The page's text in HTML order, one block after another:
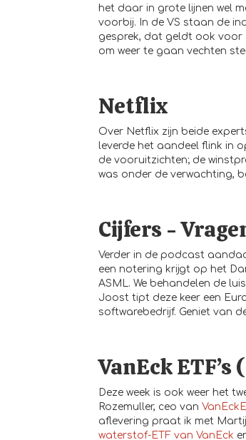
het daar in grote lijnen wel
voorbij. In de VS staan de
gesprek, dat geldt ook voor
om weer te gaan vechten
Netflix
Over Netflix zijn beide
leverde het aandeel flink in
de vooruitzichten; de
was onder de verwachting,
Cijfers -
Verder in de podcast
een notering krijgt op het
ASML. We behandelen de
Joost tipt deze keer een
softwarebedrijf. Geniet van
VanEck ETF’s (
Deze week is ook weer het
Rozemuller, ceo van
aflevering praat ik met
waterstof-ETF van VanEck